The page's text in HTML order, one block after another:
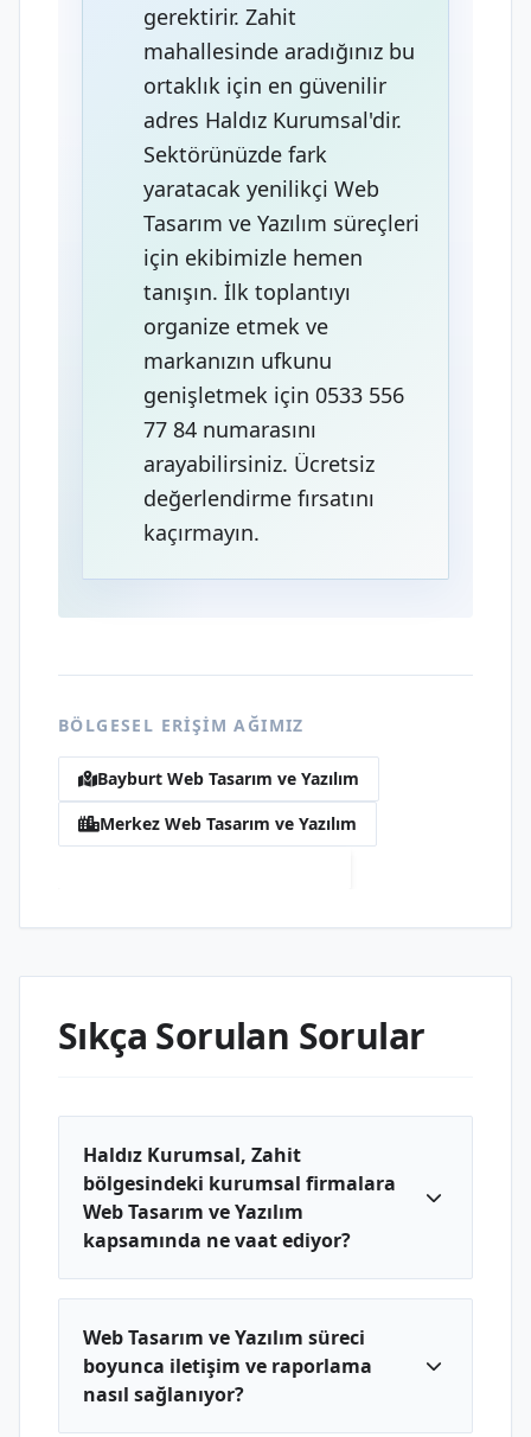
gerektirir. Zahit
mahallesinde aradığınız bu
ortaklık için en güvenilir
adres Haldız Kurumsal'dir.
Sektörünüzde fark
yaratacak yenilikçi Web
Tasarım ve Yazılım süreçleri
için ekibimizle hemen
tanışın. İlk toplantıyı
organize etmek ve
markanızın ufkunu
genişletmek için 0533 556
77 84 numarasını
arayabilirsiniz. Ücretsiz
değerlendirme fırsatını
kaçırmayın.
BÖLGESEL ERIŞIM AĞIMIZ
Bayburt Web Tasarım ve Yazılım
Merkez Web Tasarım ve Yazılım
Sıkça Sorulan Sorular
Haldız Kurumsal, Zahit
bölgesindeki kurumsal firmalara
Web Tasarım ve Yazılım
kapsamında ne vaat ediyor?
Web Tasarım ve Yazılım süreci
boyunca iletişim ve raporlama
nasıl sağlanıyor?